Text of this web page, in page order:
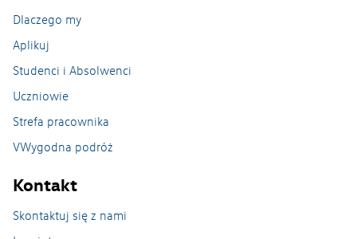
Dlaczego my
Aplikuj
Studenci i Absolwenci
Uczniowie
Strefa pracownika
VWygodna podróż
Kontakt
Skontaktuj się z nami